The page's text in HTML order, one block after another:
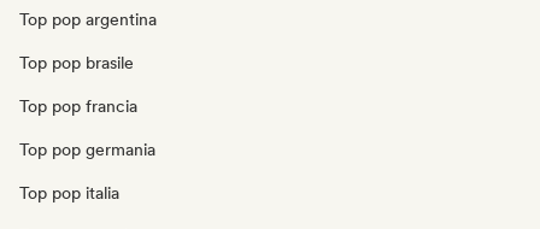
Top pop argentina
Top pop brasile
Top pop francia
Top pop germania
Top pop italia